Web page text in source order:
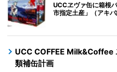
UCCヱヴァ缶に箱根
市指定土産」（アキバ
UCC COFFEE Milk&Coffee
類補缶計画